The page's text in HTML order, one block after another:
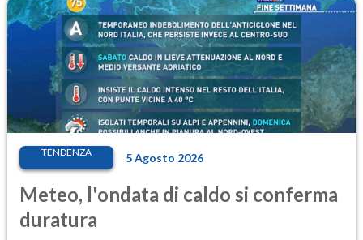
TENDENZA 5 Agosto 2026
Meteo, l'ondata di caldo si conferma
duratura